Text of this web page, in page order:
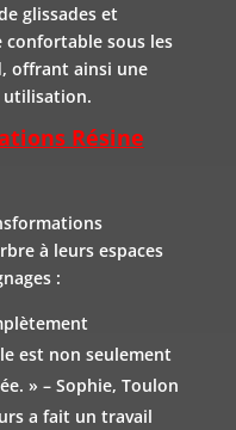
glissades et
confortable sous les
offrant ainsi une
utilisation.
Résine
à leurs espaces
:
est non seulement
» – Sophie, Toulon
a fait un travail